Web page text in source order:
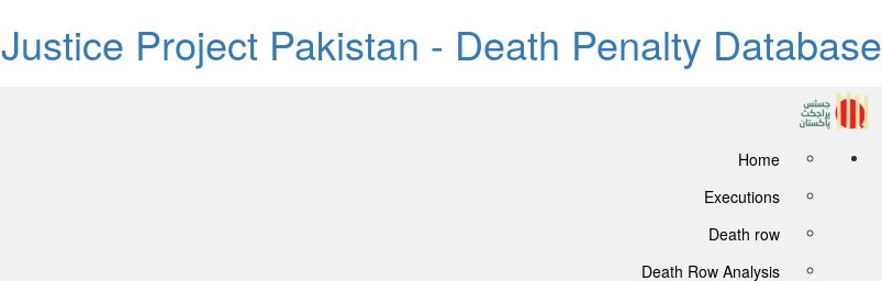
Justice Project Pakistan - Death Penalty Database
Home
Executions
Death row
Death Row Analysis